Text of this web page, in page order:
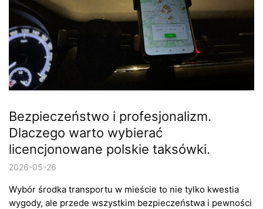
Bezpieczeństwo i profesjonalizm.
Dlaczego warto wybierać
licencjonowane polskie taksówki.
2026-05-26
Wybór środka transportu w mieście to nie tylko kwestia
wygody, ale przede wszystkim bezpieczeństwa i pewności